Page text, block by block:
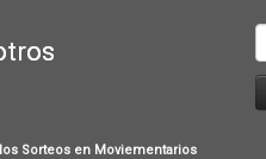
Sorteos en Moviementarios